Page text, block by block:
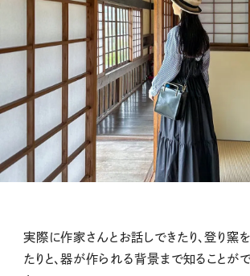
実際に作家さんとお話しできたり、登り窯
たりと、器が作られる背景まで知ることが